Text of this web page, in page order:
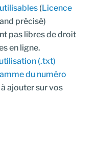
(Licence
précisé)
pas libres de droit
en ligne.
(.txt)
du numéro
à ajouter sur vos